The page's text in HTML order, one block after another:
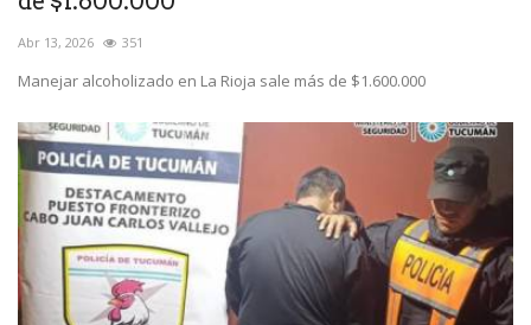
Abr 13, 2026 351
Manejar alcoholizado en La Rioja sale más de $1.600.000